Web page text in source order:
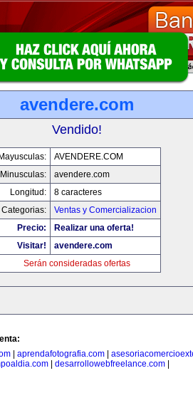
avendere.com
Vendido!
Mayusculas:
AVENDERE.COM
Minusculas:
avendere.com
Longitud:
8 caracteres
Categorias:
Ventas y Comercializacion
Precio:
Realizar una oferta!
Visitar!
avendere.com
Serán consideradas ofertas
aprendafotografia.com
desarrollowebfreelance.com